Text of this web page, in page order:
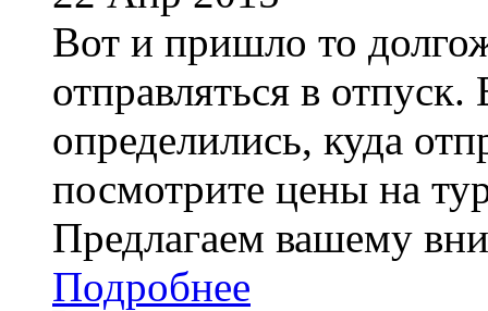
Вот и пришло то
отправляться в
определились, куда
посмотрите цены на
Предлагаем вашему
Подробнее